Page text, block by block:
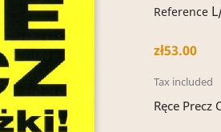
Reference
zł53.00
Tax included
Ręce Precz